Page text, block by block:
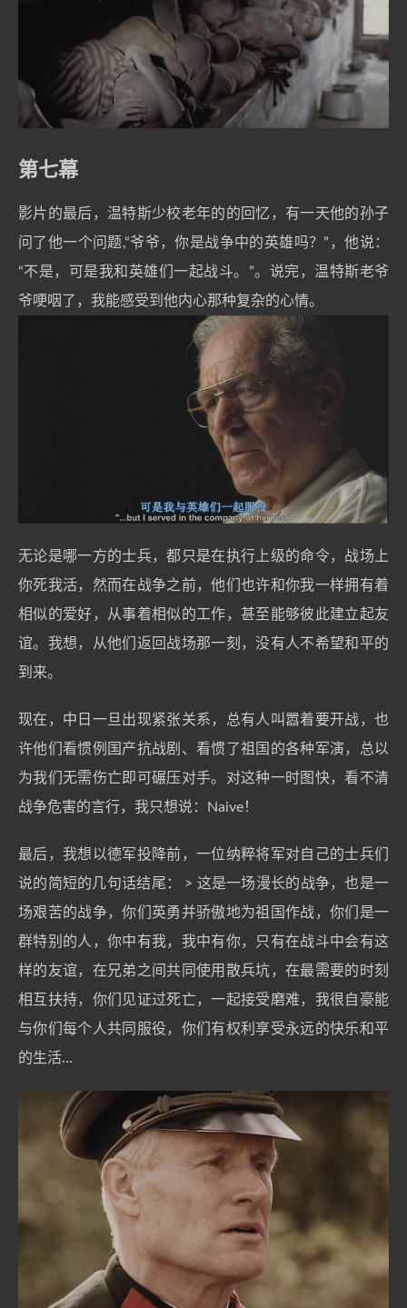
第七幕
影片的最后，温特斯少校老年的的回忆，有一天他的孙子
问了他一个问题,“爷爷，你是战争中的英雄吗？”，他说：
“不是，可是我和英雄们一起战斗。”。说完，温特斯老爷
爷哽咽了，我能感受到他内心那种复杂的心情。
无论是哪一方的士兵，都只是在执行上级的命令，战场上
你死我活，然而在战争之前，他们也许和你我一样拥有着
相似的爱好，从事着相似的工作，甚至能够彼此建立起友
谊。我想，从他们返回战场那一刻，没有人不希望和平的
到来。
现在，中日一旦出现紧张关系，总有人叫嚣着要开战，也
许他们看惯例国产抗战剧、看惯了祖国的各种军演，总以
为我们无需伤亡即可碾压对手。对这种一时图快，看不清
战争危害的言行，我只想说：Naive！
最后，我想以德军投降前，一位纳粹将军对自己的士兵们
说的简短的几句话结尾： > 这是一场漫长的战争，也是一
场艰苦的战争，你们英勇并骄傲地为祖国作战，你们是一
群特别的人，你中有我，我中有你，只有在战斗中会有这
样的友谊，在兄弟之间共同使用散兵坑，在最需要的时刻
相互扶持，你们见证过死亡，一起接受磨难，我很自豪能
与你们每个人共同服役，你们有权利享受永远的快乐和平
的生活...